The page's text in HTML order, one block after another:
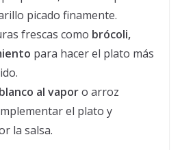
picado finamente.
frescas como brócoli,
para hacer el plato más
al vaporo arroz
el plato y
la salsa.